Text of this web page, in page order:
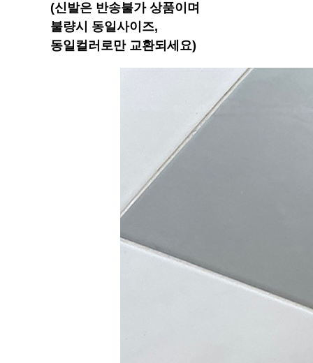
(신발은 반송불가 상품이며
불량시 동일사이즈,
동일컬러로만 교환되세요)